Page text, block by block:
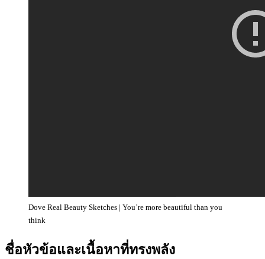
Dove Real Beauty Sketches | You’re more beautiful than you
think
ชื่อหัวข้อและเนื้อหาที่ทรงพลัง